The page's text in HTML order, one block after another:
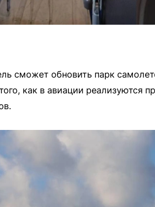
сможет обновить парк
как в авиации реализуются